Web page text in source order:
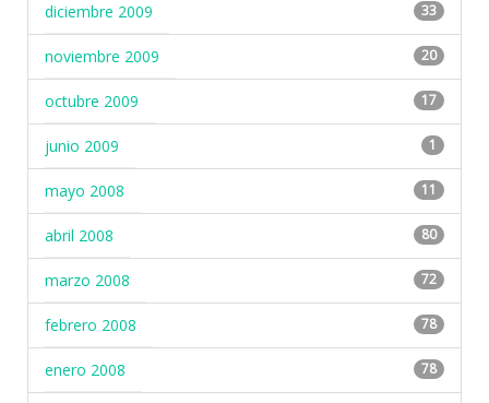
diciembre 2009 33
noviembre 2009 20
octubre 2009 17
junio 2009 1
mayo 2008 11
abril 2008 80
marzo 2008 72
febrero 2008 78
enero 2008 78